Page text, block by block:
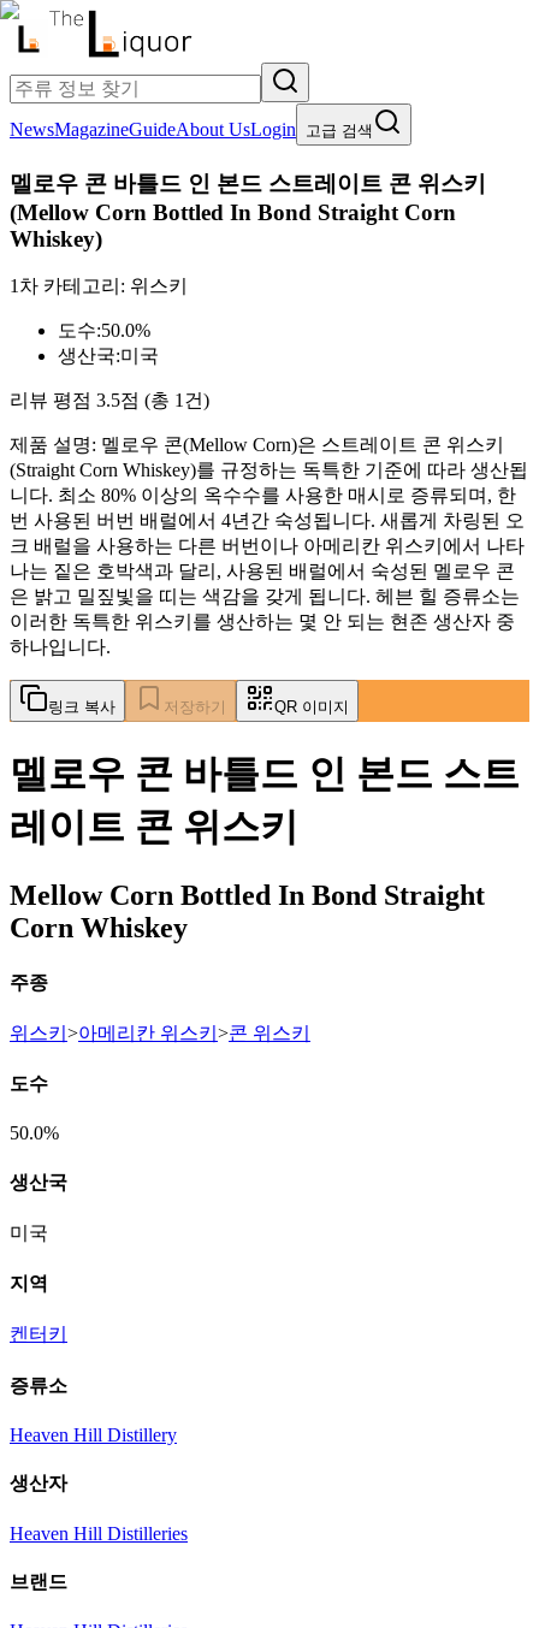
NewsMagazineGuideAbout UsLogin 고급 검색
멜로우 콘 바틀드 인 본드 스트레이트 콘 위스키
(Mellow Corn Bottled In Bond Straight Corn
Whiskey)
1차 카테고리: 위스키
도수:50.0%
생산국:미국
리뷰 평점 3.5점 (총 1건)
제품 설명: 멜로우 콘(Mellow Corn)은 스트레이트 콘 위스키
(Straight Corn Whiskey)를 규정하는 독특한 기준에 따라 생산됩
니다. 최소 80% 이상의 옥수수를 사용한 매시로 증류되며, 한
번 사용된 버번 배럴에서 4년간 숙성됩니다. 새롭게 차링된 오
크 배럴을 사용하는 다른 버번이나 아메리칸 위스키에서 나타
나는 짙은 호박색과 달리, 사용된 배럴에서 숙성된 멜로우 콘
은 밝고 밀짚빛을 띠는 색감을 갖게 됩니다. 헤븐 힐 증류소는
이러한 독특한 위스키를 생산하는 몇 안 되는 현존 생산자 중
하나입니다.
링크 복사 저장하기 QR 이미지
멜로우 콘 바틀드 인 본드 스트
레이트 콘 위스키
Mellow Corn Bottled In Bond Straight
Corn Whiskey
주종
위스키 >아메리칸 위스키 >콘 위스키
도수
50.0%
생산국
미국
지역
켄터키
증류소
Heaven Hill Distillery
생산자
Heaven Hill Distilleries
브랜드